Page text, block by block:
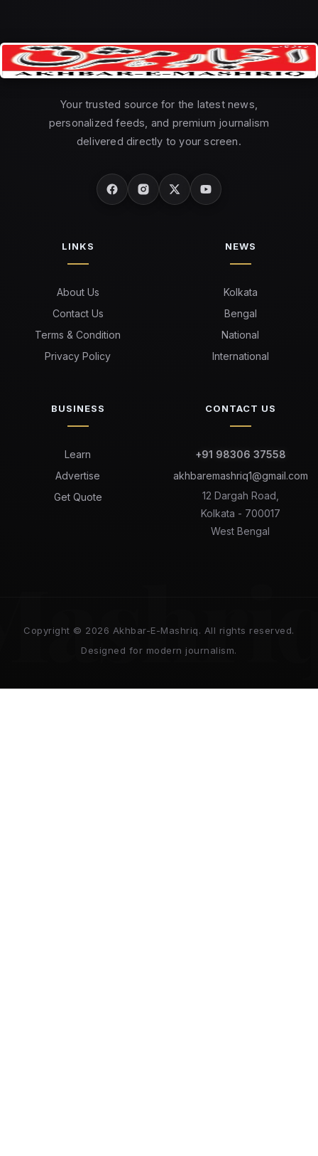
Your trusted source for the latest news,
personalized feeds, and premium journalism
delivered directly to your screen.
LINKS
About Us
Contact Us
Terms & Condition
Privacy Policy
NEWS
Kolkata
Bengal
National
International
BUSINESS
Learn
Advertise
Get Quote
CONTACT US
+91 98306 37558
akhbaremashriq1@gmail.com
12 Dargah Road,
Kolkata - 700017
West Bengal
Copyright © 2026 Akhbar-E-Mashriq. All rights reserved.
Designed for modern journalism.